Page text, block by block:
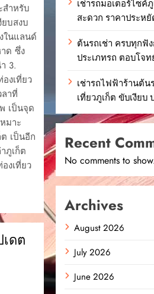
สำหรับ
บสงบ
ในแลนด์
ด ซึ่ง
3.
งเที่ยว
าที่
เป็นจุด
มาะ
เป็นอีก
ภูเก็ต
งเที่ยว
ดต
เช่ารถมอเตอร์ไซค์
สะดวก ราคาประห
ต้นรถเช่า ครบทุกฟั
ประเภทรถ ตอบโจ
เช่ารถไฟฟ้าร้านต้น
เที่ยวภูเก็ต ขับเงีย
Recent
No comments to
Archives
August 2026
July 2026
June 2026